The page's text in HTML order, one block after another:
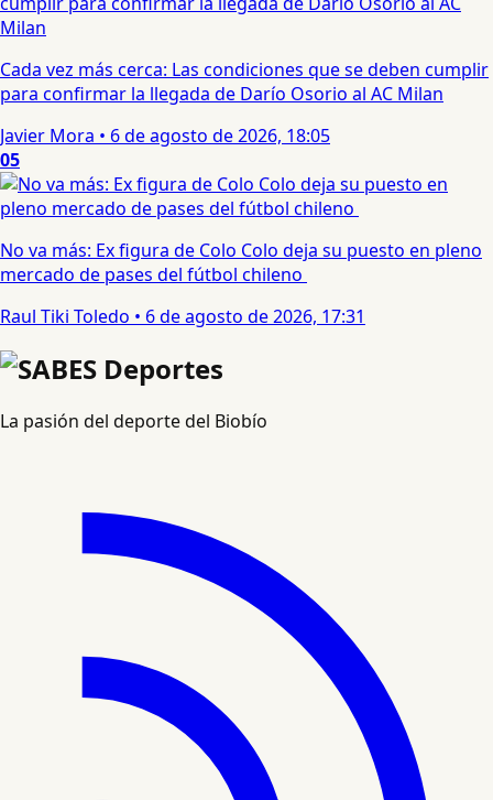
Cada vez más cerca: Las condiciones que se deben cumplir
para confirmar la llegada de Darío Osorio al AC Milan
Javier Mora • 6 de agosto de 2026, 18:05
05
No va más: Ex figura de Colo Colo deja su puesto en pleno
mercado de pases del fútbol chileno
Raul Tiki Toledo • 6 de agosto de 2026, 17:31
La pasión del deporte del Biobío